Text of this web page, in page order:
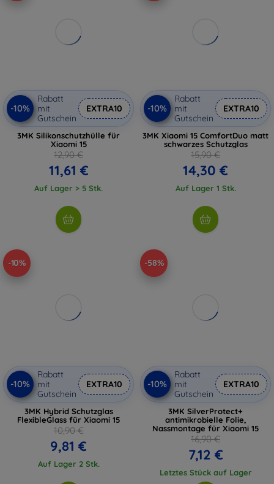
-10%
Rabatt
mit
Gutschein
EXTRA10
3MK Silikonschutzhülle für
Xiaomi 15
12,90 €
11,61 €
Auf Lager > 5 Stk.
-10%
Rabatt
mit
Gutschein
EXTRA10
3MK Xiaomi 15 ComfortDuo matt
schwarzes Schutzglas
15,90 €
14,30 €
Auf Lager 1 Stk.
-10%
-10%
Rabatt
mit
Gutschein
EXTRA10
3MK Hybrid Schutzglas
FlexibleGlass für Xiaomi 15
10,90 €
9,81 €
Auf Lager 2 Stk.
-58%
-10%
Rabatt
mit
Gutschein
EXTRA10
3MK SilverProtect+
antimikrobielle Folie,
Nassmontage für Xiaomi 15
16,90 €
7,12 €
Letztes Stück auf Lager